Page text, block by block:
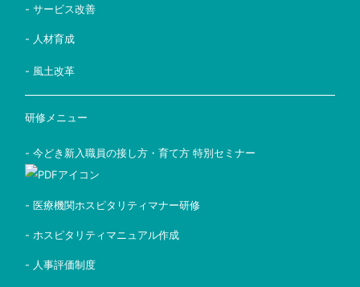
- サービス改善
- 人材育成
- 風土改革
研修メニュー
- 今どき新入職員の接し方・育て方 特別セミナー
- 医療機関ホスピタリティマナー研修
- ホスピタリティマニュアル作成
- 人事評価制度